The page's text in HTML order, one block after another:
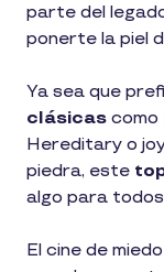
parte del
ponerte la piel
Ya sea que
clásicas como
Hereditary o
piedra, este
algo para
El cine de